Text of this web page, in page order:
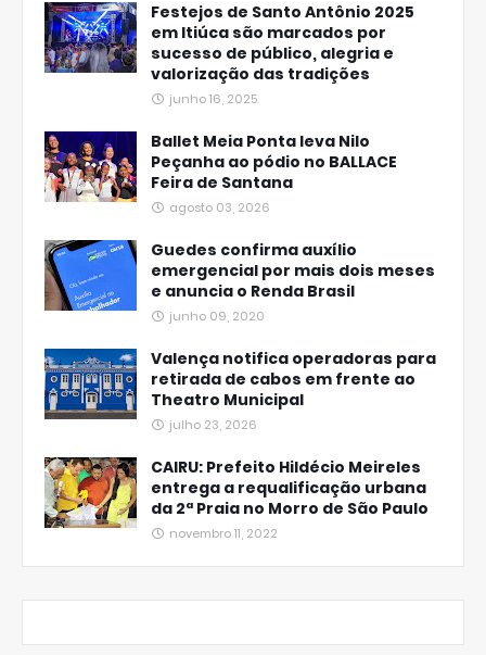
Festejos de Santo Antônio 2025
em Itiúca são marcados por
sucesso de público, alegria e
valorização das tradições
junho 16, 2025
Ballet Meia Ponta leva Nilo
Peçanha ao pódio no BALLACE
Feira de Santana
agosto 03, 2026
Guedes confirma auxílio
emergencial por mais dois meses
e anuncia o Renda Brasil
junho 09, 2020
Valença notifica operadoras para
retirada de cabos em frente ao
Theatro Municipal
julho 23, 2026
CAIRU: Prefeito Hildécio Meireles
entrega a requalificação urbana
da 2ª Praia no Morro de São Paulo
novembro 11, 2022